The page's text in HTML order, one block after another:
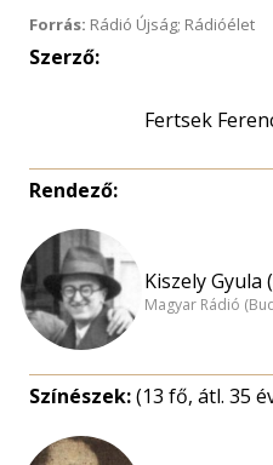
Forrás: Rádió Újság; Rádióélet
Szerző:
Fertsek
Rendező:
Kiszely Gyula
Magyar Rádió
Színészek:(13 fő, átl. 35